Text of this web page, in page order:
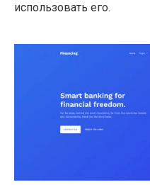
использовать его.